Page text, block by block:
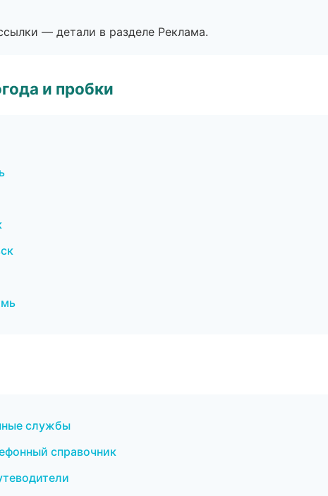
— детали в разделе Реклама.
и пробки
службы
справочник